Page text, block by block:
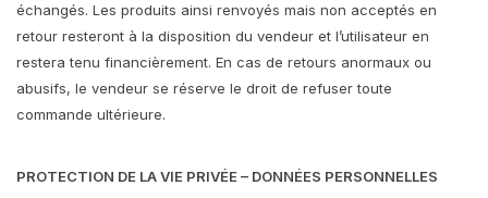
échangés. Les produits ainsi renvoyés mais non acceptés en
retour resteront à la disposition du vendeur et l’utilisateur en
restera tenu financièrement. En cas de retours anormaux ou
abusifs, le vendeur se réserve le droit de refuser toute
commande ultérieure.
PROTECTION DE LA VIE PRIVÉE – DONNÉES PERSONNELLES